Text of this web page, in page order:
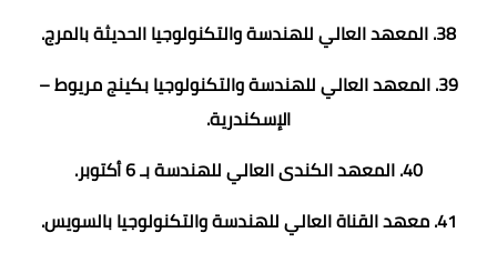
38. المعهد العالي للهندسة والتكنولوجيا الحديثة بالمرج.
39. المعهد العالي للهندسة والتكنولوجيا بكينج مريوط –
الإسكندرية.
40. المعهد الكندى العالي للهندسة بـ 6 أكتوبر.
41. معهد القناة العالي للهندسة والتكنولوجيا بالسويس.